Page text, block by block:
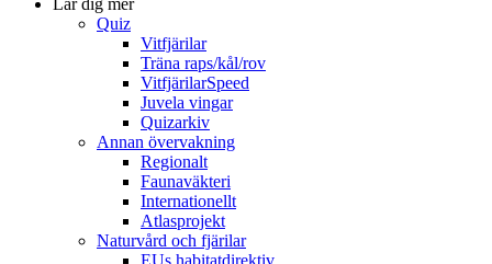
Quiz
Vitfjärilar
Träna raps/kål/rov
VitfjärilarSpeed
Juvela vingar
Quizarkiv
Annan övervakning
Regionalt
Faunaväkteri
Internationellt
Atlasprojekt
Naturvård och fjärilar
EUs habitatdirektiv